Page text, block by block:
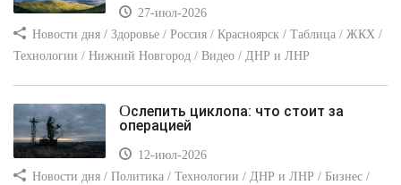
27-июл-2026
Новости дня / Здоровье / Россия / Красноярск / Таблица / ЖКХ /
Технологии / Нижний Новгород / Видео / ДНР и ЛНР
Ослепить циклопа: что стоит за
операцией
12-июл-2026
Новости дня / Политика / Технологии / ДНР и ЛНР / Бизнес /